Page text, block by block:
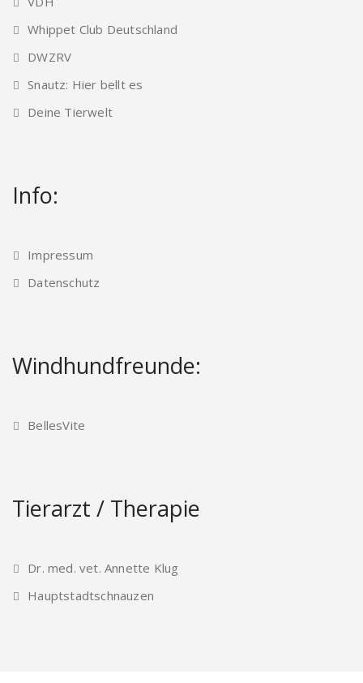
Whippet Club Deutschland
DWZRV
Snautz: Hier bellt es
Deine Tierwelt
Info:
Impressum
Datenschutz
Windhundfreunde:
BellesVite
Tierarzt / Therapie
Dr. med. vet. Annette Klug
Hauptstadtschnauzen